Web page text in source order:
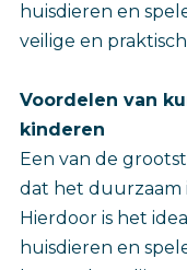
huisdieren en
veilige en
Voordelen van
kinderen
Een van de
dat het duurzaam
Hierdoor is het
huisdieren en